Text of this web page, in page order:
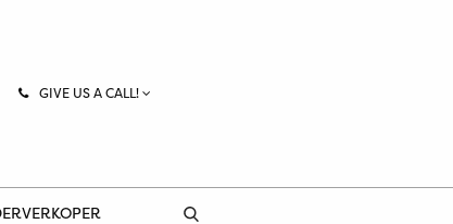
GIVE US A CALL!